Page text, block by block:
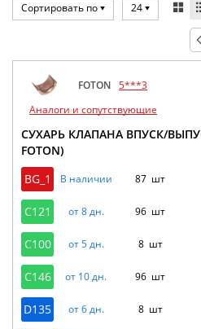
Сортировать по 24
FOTON 5***3
Аналоги и сопутствующие
СУХАРЬ КЛАПАНА ВПУСК/
FOTON)
BG_1
В наличии 87 шт
C121 от 8 дн. 96 шт
C100 от 5 дн. 8 шт
C146 от 10 дн. 96 шт
D135 от 6 дн. 8 шт